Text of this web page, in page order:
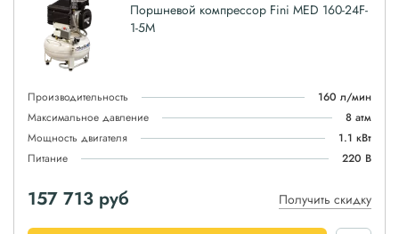
Поршневой компрессор Fini MED 160-24F-
1-5M
Производительность
160 л/мин
Максимальное давление
8 атм
Мощность двигателя
1.1 кВт
Питание
220 В
157 713 руб Получить скидку